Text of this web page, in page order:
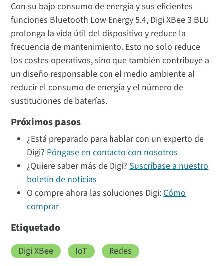
Con su bajo consumo de energía y sus eficientes
funciones Bluetooth Low Energy 5.4, Digi XBee 3 BLU
prolonga la vida útil del dispositivo y reduce la
frecuencia de mantenimiento. Esto no solo reduce
los costes operativos, sino que también contribuye a
un diseño responsable con el medio ambiente al
reducir el consumo de energía y el número de
sustituciones de baterías.
Próximos pasos
¿Está preparado para hablar con un experto de
Digi?Póngase en contacto con nosotros
¿Quiere saber más de Digi?Suscríbase a nuestro
boletín de noticias
O compre ahora las soluciones Digi:Cómo
comprar
Etiquetado
Digi XBee IoT Redes